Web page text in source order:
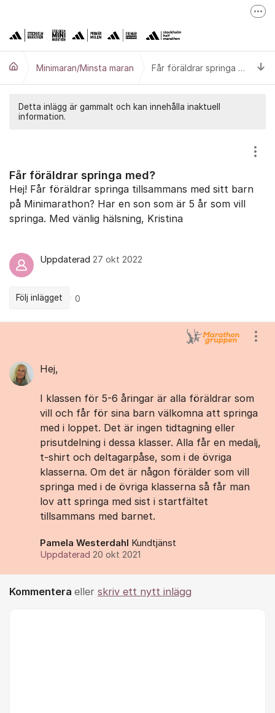
adidas Stockholm Marathon
Minimaran
Höstrusket
Minimaran/Minsta maran Får föräldrar springa med?
Detta inlägg är gammalt och kan innehålla inaktuell
information.
Får föräldrar springa med?
Hej! Får föräldrar springa tillsammans med sitt barn
på Minimarathon? Har en son som är 5 år som vill
springa. Med vänlig hälsning, Kristina
Uppdaterad 27 okt 2022
Följ inlägget 0
Hej,
I klassen för 5-6 åringar är alla föräldrar som
vill och får för sina barn välkomna att springa
med i loppet. Det är ingen tidtagning eller
prisutdelning i dessa klasser. Alla får en medalj,
t-shirt och deltagarpåse, som i de övriga
klasserna. Om det är någon förälder som vill
springa med i de övriga klasserna så får man
lov att springa med sist i startfältet
tillsammans med barnet.
Pamela Westerdahl Kundtjänst
Uppdaterad 20 okt 2021
Kommentera eller skriv ett nytt inlägg